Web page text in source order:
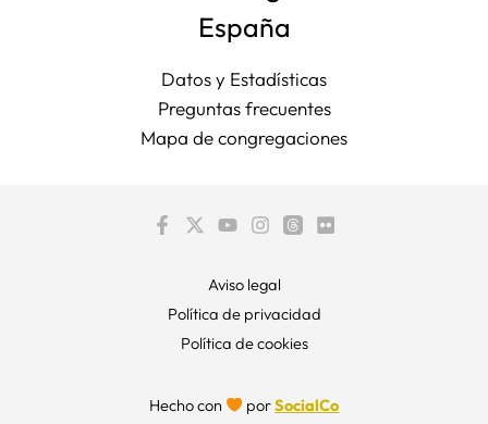
España
Datos y Estadísticas
Preguntas frecuentes
Mapa de congregaciones
Aviso legal
Política de privacidad
Política de cookies
Hecho con porSocialCo